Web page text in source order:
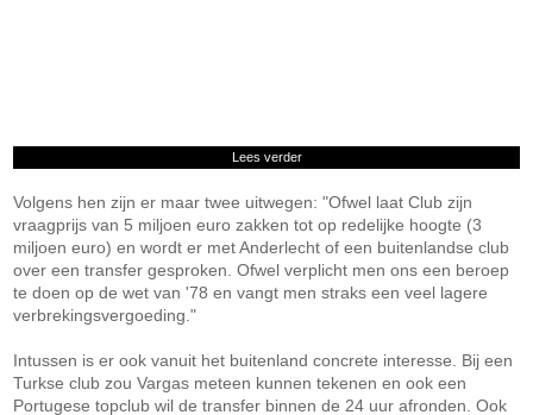
Lees verder
Volgens hen zijn er maar twee uitwegen: "Ofwel laat Club zijn
vraagprijs van 5 miljoen euro zakken tot op redelijke hoogte (3
miljoen euro) en wordt er met Anderlecht of een buitenlandse club
over een transfer gesproken. Ofwel verplicht men ons een beroep
te doen op de wet van '78 en vangt men straks een veel lagere
verbrekingsvergoeding."
Intussen is er ook vanuit het buitenland concrete interesse. Bij een
Turkse club zou Vargas meteen kunnen tekenen en ook een
Portugese topclub wil de transfer binnen de 24 uur afronden. Ook